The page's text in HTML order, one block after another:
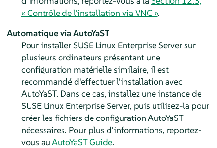
« Contrôle de l'installation via VNC ».
Automatique via AutoYaST
Pour installer SUSE Linux Enterprise Serversur
plusieurs ordinateurs présentant une
configuration matérielle similaire, il est
recommandé d'effectuer l'installation avec
AutoYaST. Dans ce cas, installez une instance de
SUSE Linux Enterprise Server, puis utilisez-la pour
créer les fichiers de configuration AutoYaST
nécessaires. Pour plus d'informations, reportez-
vous auAutoYaST Guide.